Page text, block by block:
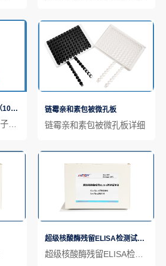
杂交瘤细胞培养添加因子（10X）
杂交瘤细胞培养添加因子（10X）详细
链霉亲和素包被微孔板
链霉亲和素包被微孔板详细
超级核酸酶残留ELISA检测试剂盒
超级核酸酶残留ELISA检测试剂盒详细